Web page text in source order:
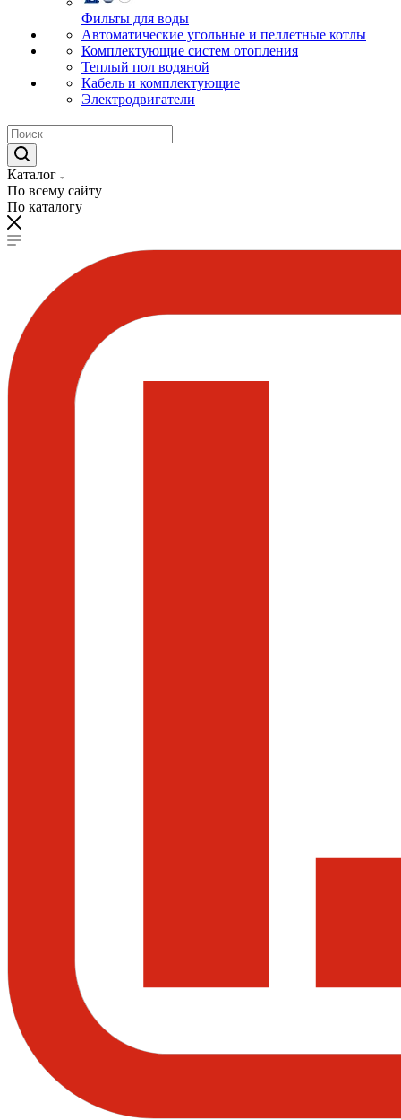
Фильты для воды
Автоматические угольные и пеллетные котлы
Комплектующие систем отопления
Теплый пол водяной
Кабель и комплектующие
Электродвигатели
Каталог
По всему сайту
По каталогу